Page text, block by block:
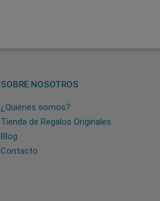
SOBRE NOSOTROS
¿Quiénes somos?
Tienda de Regalos Originales
Blog
Contacto